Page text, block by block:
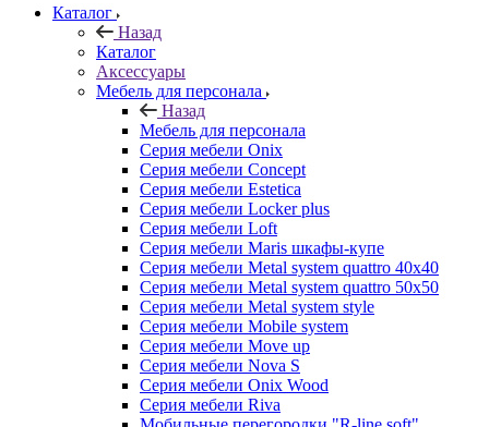
Каталог
Назад
Каталог
Аксессуары
Мебель для персонала
Назад
Мебель для персонала
Серия мебели Onix
Серия мебели Concept
Серия мебели Estetica
Серия мебели Locker plus
Серия мебели Loft
Серия мебели Maris шкафы-купе
Серия мебели Metal system quattro 40x40
Серия мебели Metal system quattro 50x50
Серия мебели Metal system style
Серия мебели Mobile system
Серия мебели Move up
Серия мебели Nova S
Серия мебели Onix Wood
Серия мебели Riva